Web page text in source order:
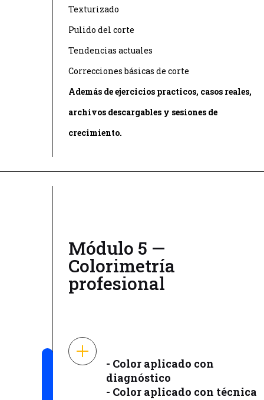
Texturizado
Pulido del corte
Tendencias actuales
Correcciones básicas de corte
Además de ejercicios practicos, casos reales,
archivos descargables y sesiones de
crecimiento.
Módulo 5 —
Colorimetría
profesional
- Color aplicado con
diagnóstico
- Color aplicado con técnica